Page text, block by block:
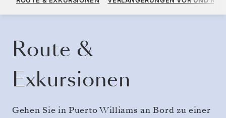
Route &
Exkursionen
Gehen Sie in Puerto Williams an Bord zu einer